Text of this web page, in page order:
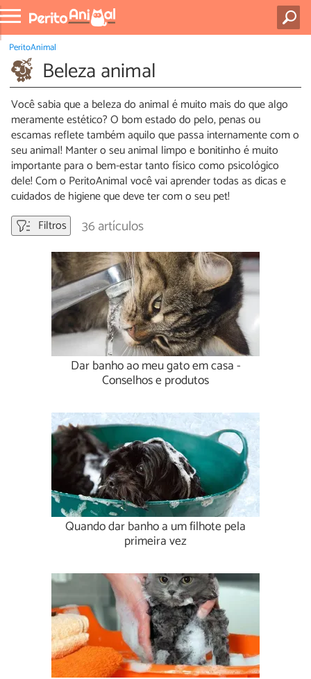
PeritoAnimal
Beleza animal
Você sabia que a beleza do animal é muito mais do que algo
meramente estético? O bom estado do pelo, penas ou
escamas reflete também aquilo que passa internamente com o
seu animal! Manter o seu animal limpo e bonitinho é muito
importante para o bem-estar tanto físico como psicológico
dele! Com o PeritoAnimal você vai aprender todas as dicas e
cuidados de higiene que deve ter com o seu pet!
Filtros
36 artículos
Dar banho ao meu gato em casa -
Conselhos e produtos
Quando dar banho a um filhote pela
primeira vez